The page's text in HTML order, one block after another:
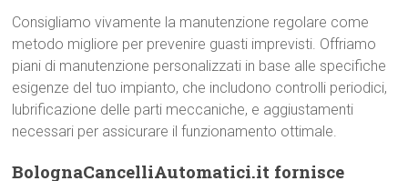
Consigliamo vivamente la manutenzione regolare come
metodo migliore per prevenire guasti imprevisti. Offriamo
piani di manutenzione personalizzati in base alle specifiche
esigenze del tuo impianto, che includono controlli periodici,
lubrificazione delle parti meccaniche, e aggiustamenti
necessari per assicurare il funzionamento ottimale.
BolognaCancelliAutomatici.it fornisce